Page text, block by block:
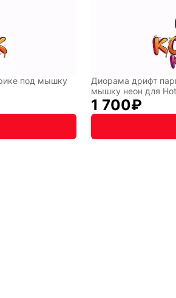
под мышку
Диорама дрифт
мышку неон для
1 700₽